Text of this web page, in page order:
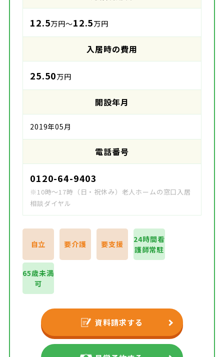
12.5万円～12.5万円
入居時の費用
25.50万円
開設年月
2019年05月
電話番号
0120-64-9403
※10時～17時（日・祝休み）老人ホームの窓口入居
相談ダイヤル
自立 要介護 要支援
24時間看
護師常駐
65歳未満
可
資料請求する